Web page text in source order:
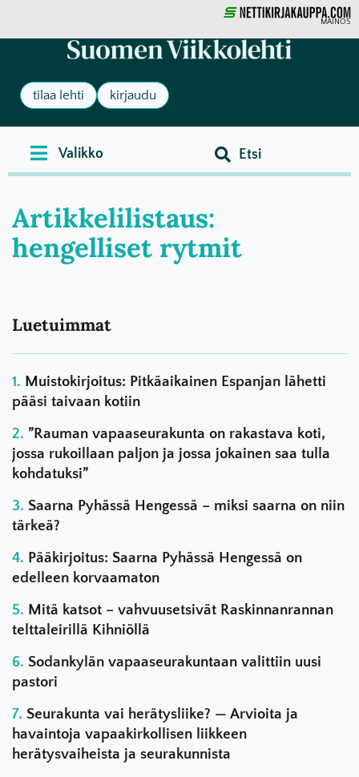
MAINOS
tilaa lehti kirjaudu
Artikkelilistaus:
hengelliset rytmit
Luetuimmat
Muistokirjoitus: Pitkäaikainen Espanjan lähetti
pääsi taivaan kotiin
”Rauman vapaaseurakunta on rakastava koti,
jossa rukoillaan paljon ja jossa jokainen saa tulla
kohdatuksi”
Saarna Pyhässä Hengessä – miksi saarna on niin
tärkeä?
Pääkirjoitus: Saarna Pyhässä Hengessä on
edelleen korvaamaton
Mitä katsot – vahvuusetsivät Raskinnanrannan
telttaleirillä Kihniöllä
Sodankylän vapaaseurakuntaan valittiin uusi
pastori
Seurakunta vai herätysliike? — Arvioita ja
havaintoja vapaakirkollisen liikkeen
herätysvaiheista ja seurakunnista